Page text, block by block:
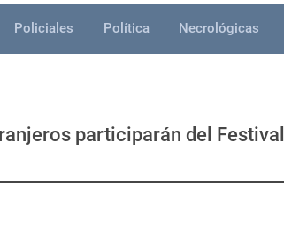
Policiales Política Necrológicas
participarán del Festival